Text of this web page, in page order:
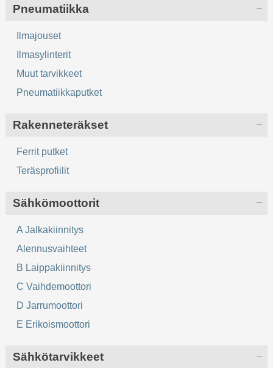
Pneumatiikka
Ilmajouset
Ilmasylinterit
Muut tarvikkeet
Pneumatiikkaputket
Rakenneteräkset
Ferrit putket
Teräsprofiilit
Sähkömoottorit
A Jalkakiinnitys
Alennusvaihteet
B Laippakiinnitys
C Vaihdemoottori
D Jarrumoottori
E Erikoismoottori
Sähkötarvikkeet